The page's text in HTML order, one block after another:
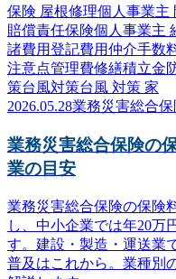
保険 屋根修理個人事業主
賠償責任保険個人事業主
諸費用登記費用仲介手数
注意点管理費修繕積立金
策台風対策台風 対策 家
2026.05.28業務災害総合保
業務災害総合保険の
業の目安
業務災害総合保険の保険
し、中小企業では年20万
す。建設・製造・運送業
普及はこれから。業種別